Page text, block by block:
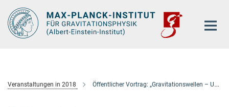
Hauptinhalt
Veranstaltungen in 2018 Öffentlicher Vortrag: „Gravitationswellen – Unser Ohr ins All“